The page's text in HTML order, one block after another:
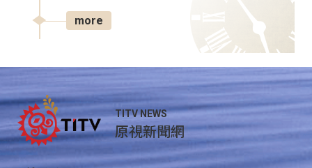
more
TITV NEWS
原視新聞網